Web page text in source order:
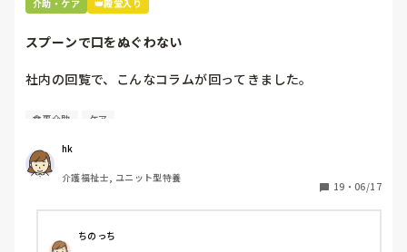
介助・ケア 👑殿堂入り
スプーンで口をぬぐわない
社内の回覧で、こんなコラムが回ってきました。
[スプーンで口をぬぐわない]
自分やっちゃってるなと思いました。
皆さんはどうですか⁇
食事介助 ケア
hk
介護福祉士, ユニット型特養
19 ・ 06/17
ちのっち